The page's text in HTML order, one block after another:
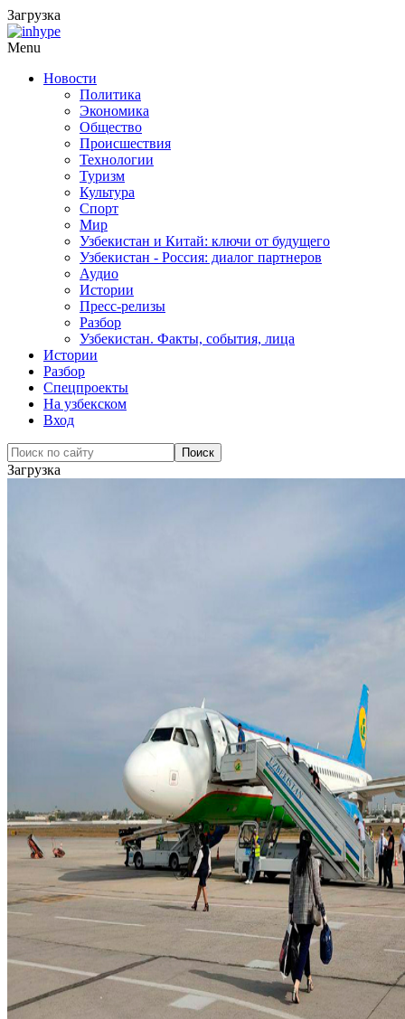
Загрузка
Menu
Новости
Политика
Экономика
Общество
Происшествия
Технологии
Туризм
Культура
Спорт
Мир
Узбекистан и Китай: ключи от будущего
Узбекистан - Россия: диалог партнеров
Аудио
Истории
Пресс-релизы
Разбор
Узбекистан. Факты, события, лица
Истории
Разбор
Спецпроекты
На узбекском
Вход
Загрузка